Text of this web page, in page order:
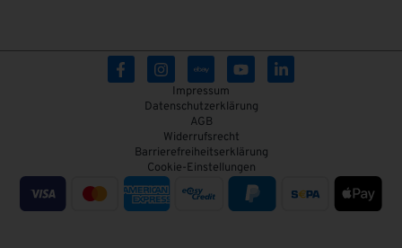
Impressum
Datenschutzerklärung
AGB
Widerrufsrecht
Barrierefreiheitserklärung
Cookie-Einstellungen